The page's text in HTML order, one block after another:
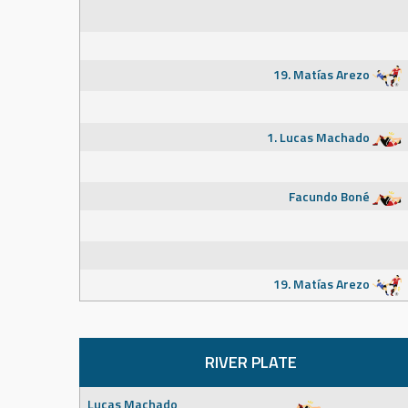
19. Matías Arezo
1. Lucas Machado
Facundo Boné
19. Matías Arezo
RIVER PLATE
Lucas Machado